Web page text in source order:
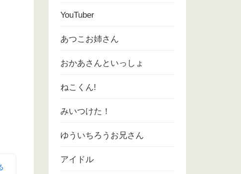
YouTuber
あつこお姉さん
おかあさんといっしょ
ねこくん!
みいつけた！
ゆういちろうお兄さん
アイドル